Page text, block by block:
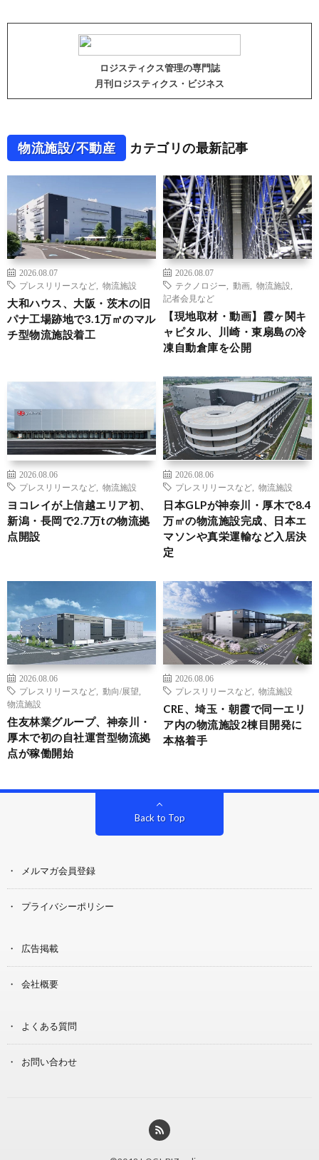
ロジスティクス管理の専門誌
月刊ロジスティクス・ビジネス
物流施設/不動産 カテゴリの最新記事
2026.08.07
プレスリリースなど
物流施設
大和ハウス、大阪・茨木の旧
パナ工場跡地で3.1万㎡のマル
チ型物流施設着工
2026.08.07
テクノロジー
動画 物流施設
記者会見など
【現地取材・動画】霞ヶ関キ
ャピタル、川崎・東扇島の冷
凍自動倉庫を公開
2026.08.06
プレスリリースなど
物流施設
ヨコレイが上信越エリア初、
新潟・長岡で2.7万tの物流拠
点開設
2026.08.06
プレスリリースなど
物流施設
日本GLPが神奈川・厚木で8.4
万㎡の物流施設完成、日本エ
マソンや真栄運輸など入居決
定
2026.08.06
プレスリリースなど
動向/展望
物流施設
住友林業グループ、神奈川・
厚木で初の自社運営型物流拠
点が稼働開始
2026.08.06
プレスリリースなど
物流施設
CRE、埼玉・朝霞で同一エリ
ア内の物流施設2棟目開発に
本格着手
Back to Top
メルマガ会員登録
プライバシーポリシー
広告掲載
会社概要
よくある質問
お問い合わせ